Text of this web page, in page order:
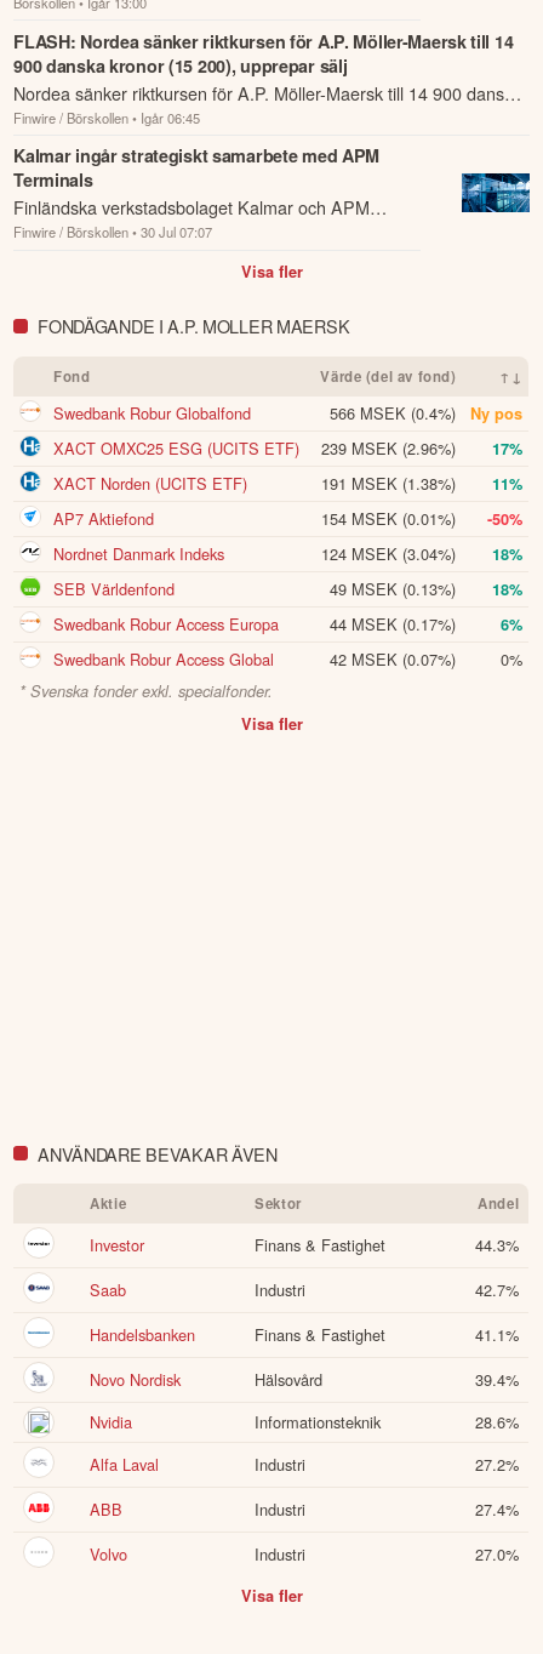
analysrekommendationer och riktkursförändringar
som har rapporterats om idag den 5 augusti.
FLASH: Nordea sänker riktkursen för A.P. Möller-Maersk till 14
900 danska kronor (15 200), upprepar sälj
Nordea sänker riktkursen för A.P. Möller-Maersk till 14 900 danska
kronor (15 200), upprepar sälj.
Finwire / Börskollen • Igår 06:45
Kalmar ingår strategiskt samarbete med APM
Terminals
Finländska verkstadsbolaget Kalmar och APM
Terminals har ingått ett strategiskt partnerskap för att
utveckla nästa generations terminaltekni...
Finwire / Börskollen • 30 Jul 07:07
Visa fler
FONDÄGANDE I A.P. MOLLER MAERSK
Fond Värde (del av fond) ↑↓
Swedbank Robur Globalfond 566 MSEK (0.4%) Ny pos
XACT OMXC25 ESG (UCITS ETF) 239 MSEK (2.96%) 17%
XACT Norden (UCITS ETF) 191 MSEK (1.38%) 11%
AP7 Aktiefond 154 MSEK (0.01%) -50%
Nordnet Danmark Indeks 124 MSEK (3.04%) 18%
SEB Världenfond 49 MSEK (0.13%) 18%
Swedbank Robur Access Europa 44 MSEK (0.17%) 6%
Swedbank Robur Access Global 42 MSEK (0.07%) 0%
* Svenska fonder exkl. specialfonder.
Visa fler
ANVÄNDARE BEVAKAR ÄVEN
Aktie Sektor Andel
Investor Finans & Fastighet 44.3%
Saab
Industri 42.7%
Handelsbanken
Finans & Fastighet 41.1%
Novo Nordisk
Hälsovård 39.4%
Nvidia
Informationsteknik 28.6%
Alfa Laval
Industri 27.2%
ABB
Industri 27.4%
Volvo
Industri 27.0%
Visa fler